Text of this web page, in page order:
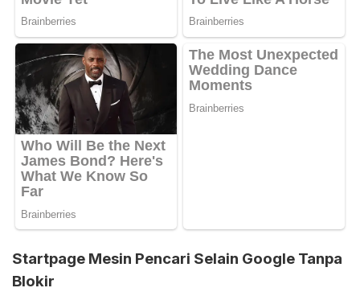
Startpage Mesin Pencari Selain Google Tanpa
Blokir